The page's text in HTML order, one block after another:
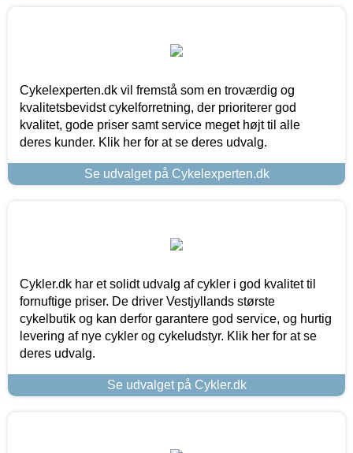
Cykelexperten.dk vil fremstå som en troværdig og
kvalitetsbevidst cykelforretning, der prioriterer god
kvalitet, gode priser samt service meget højt til alle
deres kunder. Klik her for at se deres udvalg.
Se udvalget på Cykelexperten.dk
Cykler.dk har et solidt udvalg af cykler i god kvalitet til
fornuftige priser. De driver Vestjyllands største
cykelbutik og kan derfor garantere god service, og hurtig
levering af nye cykler og cykeludstyr. Klik her for at se
deres udvalg.
Se udvalget på Cykler.dk